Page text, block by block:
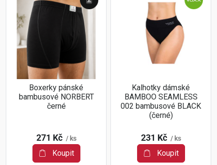
Boxerky pánské
bambusové NORBERT
černé
271 Kč / ks
Koupit
Kalhotky dámské
BAMBOO SEAMLESS
002 bambusové BLACK
(černé)
231 Kč / ks
Koupit